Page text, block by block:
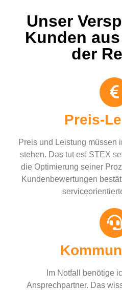
Unser
Kunden
der
Preis-
Preis und Leistung müssen
stehen. Das tut es! STEX
die Optimierung seiner
Kundenbewertungen
Im Notfall benötige
Ansprechpartner. Das